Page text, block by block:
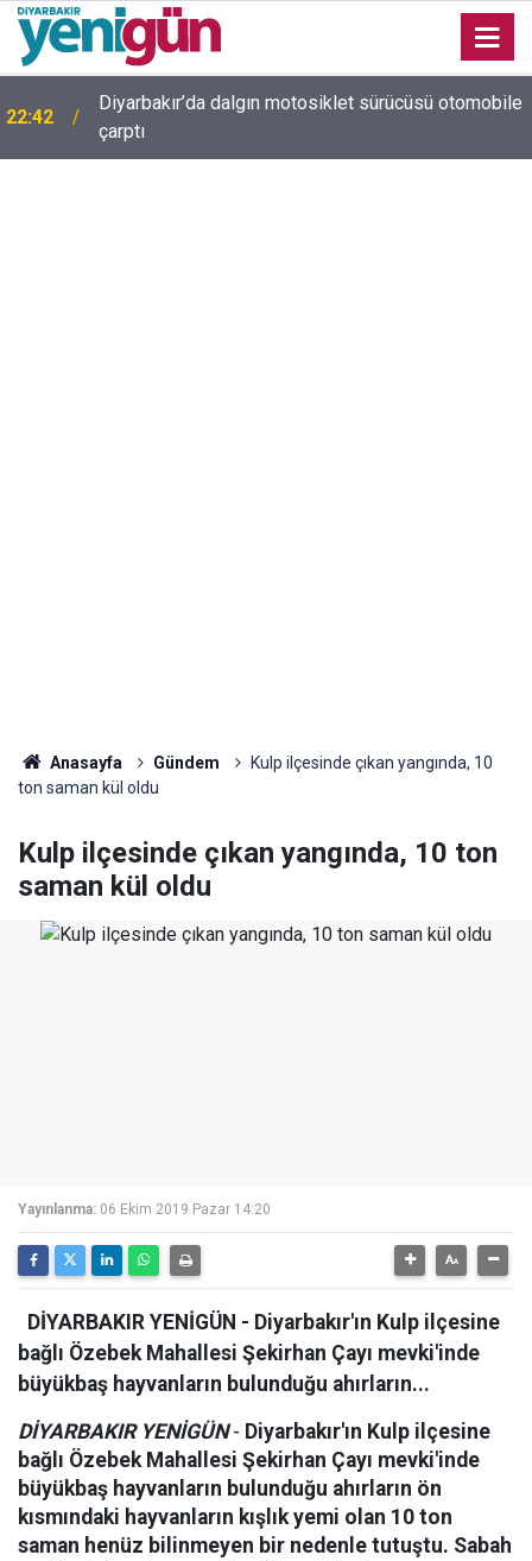
22:42
Diyarbakır’da dalgın motosiklet sürücüsü otomobile
çarptı
22:37
Diyarbakır trafiğinde şaşırtan görüntü: Dönüp dönüp
baktılar
Anasayfa Gündem
Kulp ilçesinde çıkan yangında, 10
ton saman kül oldu
Kulp ilçesinde çıkan yangında, 10 ton
saman kül oldu
Yayınlanma: 06 Ekim 2019 Pazar 14:20
DİYARBAKIR YENİGÜN - Diyarbakır'ın Kulp ilçesine
bağlı Özebek Mahallesi Şekirhan Çayı mevki'inde
büyükbaş hayvanların bulunduğu ahırların...
DİYARBAKIR YENİGÜN- Diyarbakır'ın Kulp ilçesine
bağlı Özebek Mahallesi Şekirhan Çayı mevki'inde
büyükbaş hayvanların bulunduğu ahırların ön
kısmındaki hayvanların kışlık yemi olan 10 ton
saman henüz bilinmeyen bir nedenle tutuştu. Sabah